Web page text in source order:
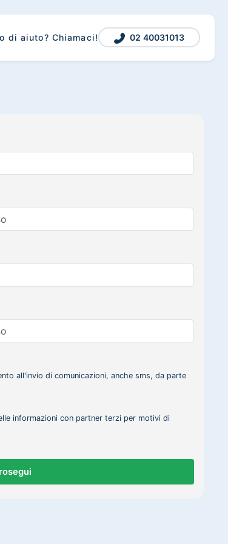
di aiuto? Chiamaci! 02 40031013
all'invio di comunicazioni, anche sms, da parte
informazioni con partner terzi per motivi di